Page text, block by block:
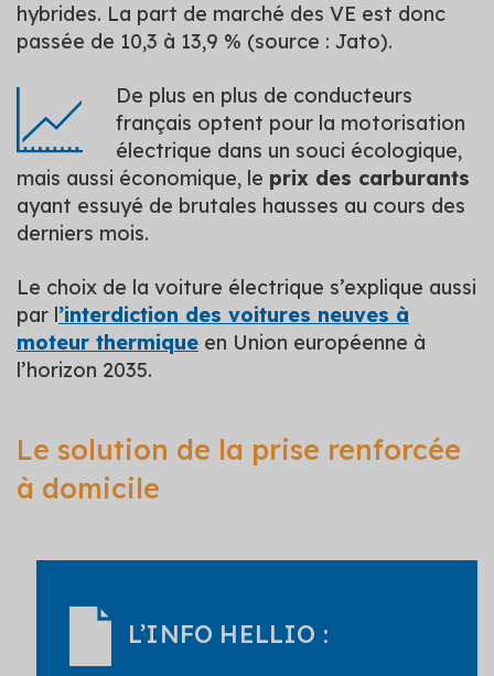
hybrides. La part de marché des VE est donc
passée de 10,3 à 13,9 % (source : Jato).
De plus en plus de conducteurs
français optent pour la motorisation
électrique dans un souci écologique,
mais aussi économique, le prix des carburants
ayant essuyé de brutales hausses au cours des
derniers mois.
Le choix de la voiture électrique s’explique aussi
par l’interdiction des voitures neuves à
moteur thermique en Union européenne à
l’horizon 2035.
Le solution de la prise renforcée
à domicile
L’INFO HELLIO :